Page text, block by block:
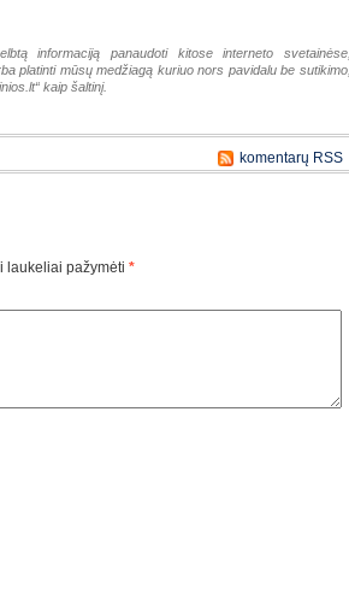
informaciją panaudoti kitose interneto svetainėse,
platinti mūsų medžiagą kuriuo nors pavidalu be sutikimo,
kaip šaltinį.
komentarų RSS
laukeliai pažymėti *